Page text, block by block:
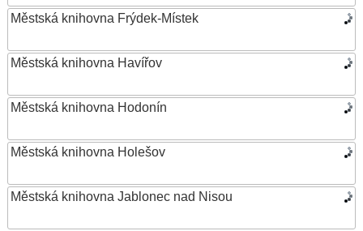
Městská knihovna Frýdek-Místek
Městská knihovna Havířov
Městská knihovna Hodonín
Městská knihovna Holešov
Městská knihovna Jablonec nad Nisou